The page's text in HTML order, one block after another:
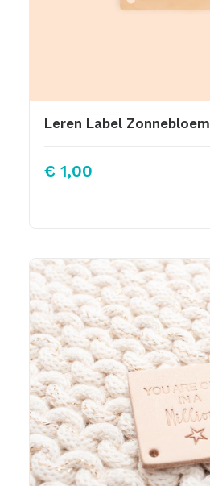
Leren Label Zonnebloem
€ 1,00